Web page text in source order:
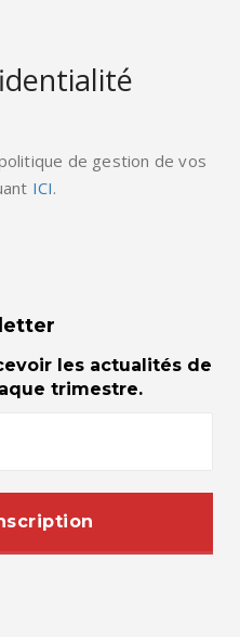
de gestion de vos
ICI.
les actualités de
trimestre.